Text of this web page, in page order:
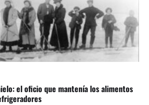
el oficio que mantenía los alimentos